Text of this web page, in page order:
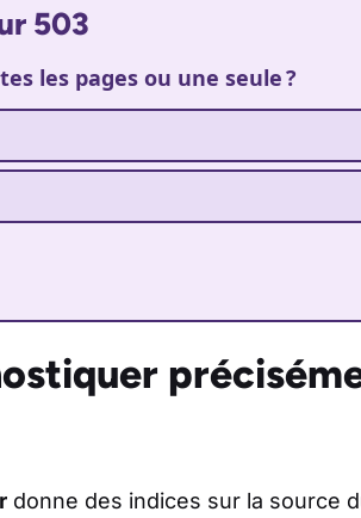
503
les pages ou une seule ?
donne des indices sur la source